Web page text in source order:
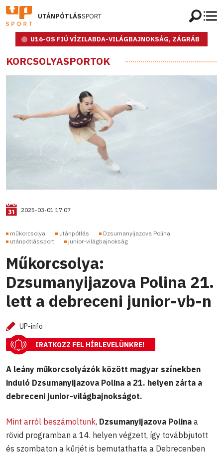
UTÁNPÓTLÁSSPORT
U16-OS FIÚ VÍZILABDA-VILÁGBAJNOKSÁG, ZÁGRÁB
KORCSOLYASPORTOK
2025-03-01 17:07
műkorcsolya utánpótlás
Dzsumanyijazova Polina
utánpótlássport
junior-világbajnokság
Műkorcsolya:
Dzsumanyijazova Polina 21.
lett a debreceni junior-vb-n
UP-info
IRATKOZZ FEL HÍRLEVELÜNKRE!
A leány műkorcsolyázók között magyar színekben
induló Dzsumanyijazova Polina a 21. helyen zárta a
debreceni junior-világbajnokságot.
Mint arról beszámoltunk, Dzsumanyijazova Polina a
rövid programban a 14. helyen végzett, így továbbjutott
és szombaton a kűrjét is bemutathatta a Debrecenben